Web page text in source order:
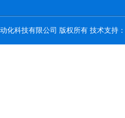
化科技有限公司 版权所有 技术支持：